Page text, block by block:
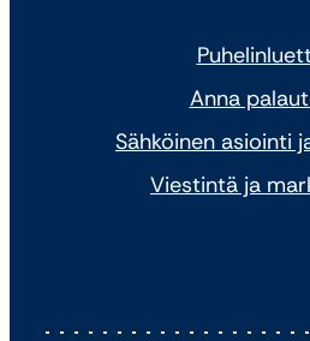
Anna
Sähköinen asiointi
Viestintä ja